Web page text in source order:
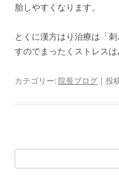
胎しやすくなります。
とくに漢方はり治療は「
すのでまったくストレス
カテゴリー:院長ブログ | 投
索: